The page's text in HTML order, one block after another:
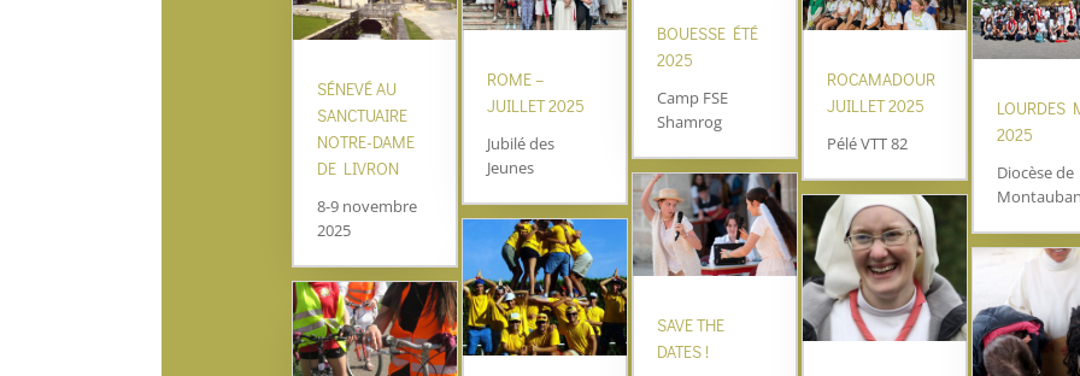
SÉNEVÉ AU
SANCTUAIRE
NOTRE-DAME
DE LIVRON
8-9 novembre
2025
ROME –
JUILLET 2025
Jubilé des
Jeunes
BOUESSE ÉTÉ
2025
Camp FSE
Shamrog
SAVE THE
DATES !
ROCAMADOUR
JUILLET 2025
Pélé VTT 82
LOURDES
2025
Diocèse de
Montauban